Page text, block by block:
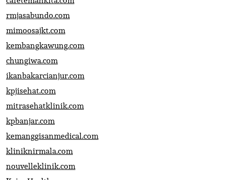
rmjasabundo.com
mimoosajkt.com
kembangkawung.com
chungiwa.com
ikanbakarcianjur.com
kpjisehat.com
mitrasehatklinik.com
kpbanjar.com
kemanggisanmedical.com
kliniknirmala.com
nouvelleklinik.com